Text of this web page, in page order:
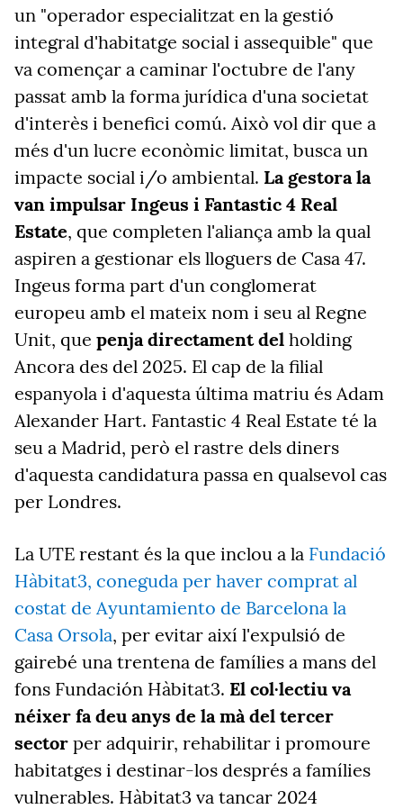
un "operador especialitzat en la gestió
integral d'habitatge social i assequible" que
va començar a caminar l'octubre de l'any
passat amb la forma jurídica d'una societat
d'interès i benefici comú. Això vol dir que a
més d'un lucre econòmic limitat, busca un
impacte social i/o ambiental. La gestora la
van impulsar Ingeus i Fantastic 4 Real
Estate, que completen l'aliança amb la qual
aspiren a gestionar els lloguers de Casa 47.
Ingeus forma part d'un conglomerat
europeu amb el mateix nom i seu al Regne
Unit, que penja directament del holding
Ancora des del 2025. El cap de la filial
espanyola i d'aquesta última matriu és Adam
Alexander Hart. Fantastic 4 Real Estate té la
seu a Madrid, però el rastre dels diners
d'aquesta candidatura passa en qualsevol cas
per Londres.
La UTE restant és la que inclou a la Fundació
Hàbitat3, coneguda per haver comprat al
costat de Ayuntamiento de Barcelona la
Casa Orsola, per evitar així l'expulsió de
gairebé una trentena de famílies a mans del
fons Fundación Hàbitat3. El col·lectiu va
néixer fa deu anys de la mà del tercer
sector per adquirir, rehabilitar i promoure
habitatges i destinar-los després a famílies
vulnerables. Hàbitat3 va tancar 2024